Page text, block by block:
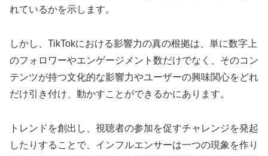
れているかを示します。
しかし、TikTokにおける影響力の真の根拠は、単に数字上
のフォロワーやエンゲージメント数だけでなく、そのコン
テンツが持つ文化的な影響力やユーザーの興味関心をどれ
だけ引き付け、動かすことができるかにあります。
トレンドを創出し、視聴者の参加を促すチャレンジを発起
したりすることで、インフルエンサーは一つの現象を作り